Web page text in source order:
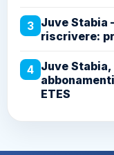
3 Juve Stabia
riscrivere:
4 Juve
ETES